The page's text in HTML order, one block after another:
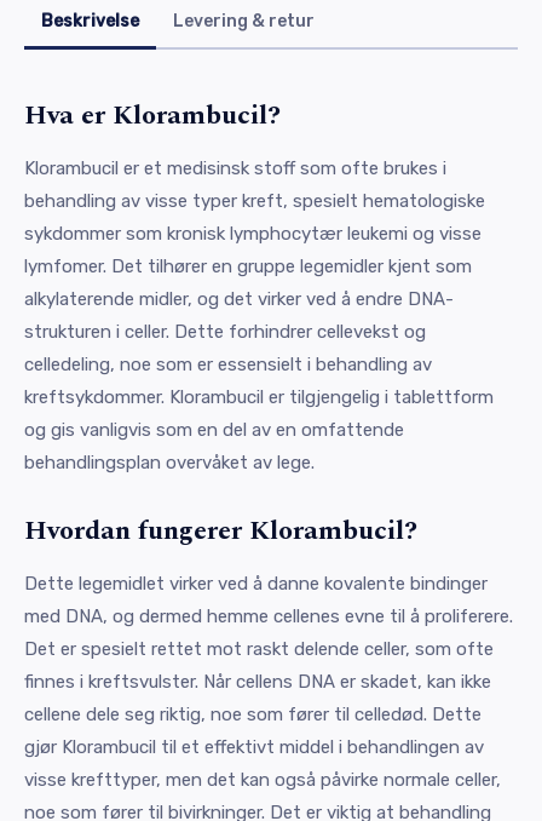
Beskrivelse Levering & retur
Hva er Klorambucil?
Klorambucil er et medisinsk stoff som ofte brukes i
behandling av visse typer kreft, spesielt hematologiske
sykdommer som kronisk lymphocytær leukemi og visse
lymfomer. Det tilhører en gruppe legemidler kjent som
alkylaterende midler, og det virker ved å endre DNA-
strukturen i celler. Dette forhindrer cellevekst og
celledeling, noe som er essensielt i behandling av
kreftsykdommer. Klorambucil er tilgjengelig i tablettform
og gis vanligvis som en del av en omfattende
behandlingsplan overvåket av lege.
Hvordan fungerer Klorambucil?
Dette legemidlet virker ved å danne kovalente bindinger
med DNA, og dermed hemme cellenes evne til å proliferere.
Det er spesielt rettet mot raskt delende celler, som ofte
finnes i kreftsvulster. Når cellens DNA er skadet, kan ikke
cellene dele seg riktig, noe som fører til celledød. Dette
gjør Klorambucil til et effektivt middel i behandlingen av
visse krefttyper, men det kan også påvirke normale celler,
noe som fører til bivirkninger. Det er viktig at behandling